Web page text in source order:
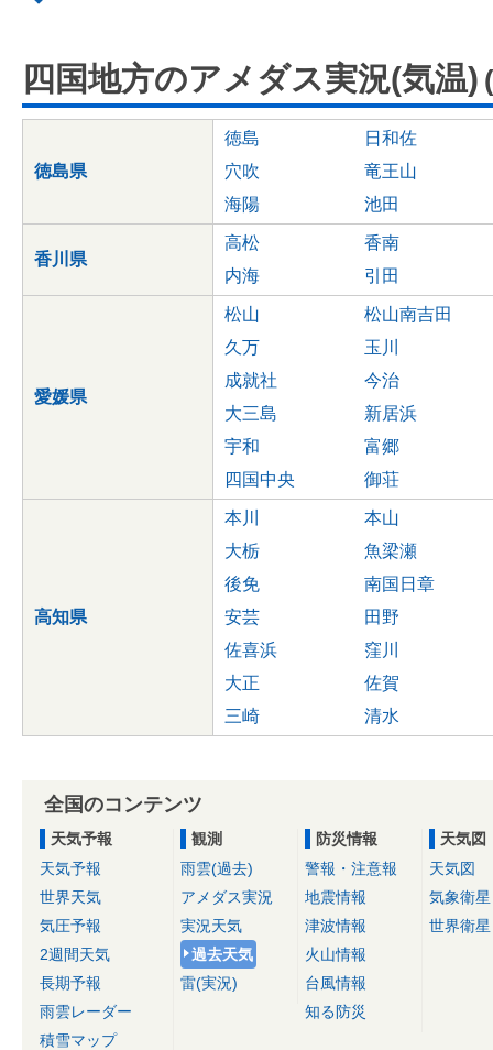
四国地方のアメダス実況(気温)
徳島県
徳島
日和佐
穴吹
竜王山
海陽
池田
香川県
高松
香南
内海
引田
愛媛県
松山
松山南吉田
久万
玉川
成就社
今治
大三島
新居浜
宇和
富郷
四国中央
御荘
高知県
本川
本山
大栃
魚梁瀬
後免
南国日章
安芸
田野
佐喜浜
窪川
大正
佐賀
三崎
清水
全国のコンテンツ
天気予報
天気予報
世界天気
気圧予報
2週間天気
長期予報
雨雲レーダー
積雪マップ
観測
雨雲(過去)
アメダス実況
実況天気
過去天気
雷(実況)
防災情報
警報・注意報
地震情報
津波情報
火山情報
台風情報
知る防災
天気図
天気図
気象衛星
世界衛星